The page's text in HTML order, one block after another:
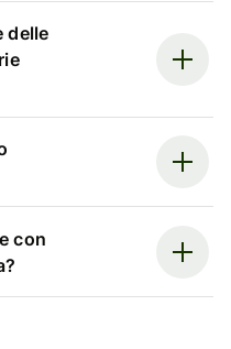
delle
con